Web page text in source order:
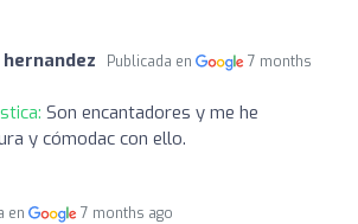
Publicada en
7 months
Son encantadores y me he
y cómodac con ello.
en 7 months ago